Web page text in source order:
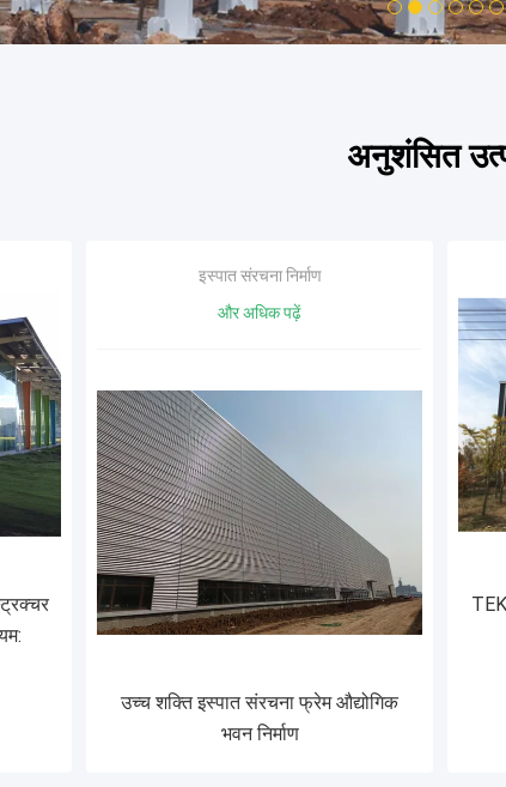
1 2 3 4 5 6
अनुशंसित
इस्पात संरचना निर्माण
और अधिक पढ़ें
उच्च शक्ति इस्पात संरचना फ्रेम औद्योगिक
भवन निर्माण